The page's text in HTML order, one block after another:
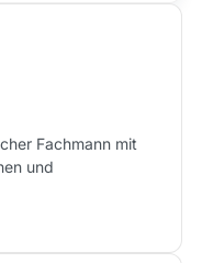
Fachmann mit
und